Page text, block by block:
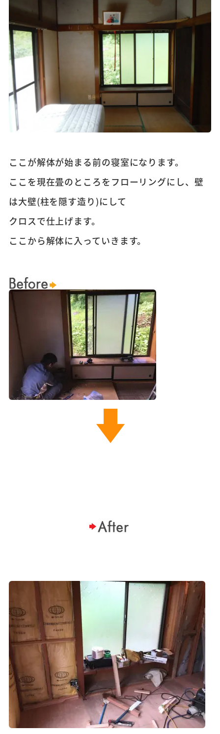
ここが解体が始まる前の寝室になります。
ここを現在畳のところをフローリングにし、壁
は大壁(柱を隠す造り)にして
クロスで仕上げます。
ここから解体に入っていきます。